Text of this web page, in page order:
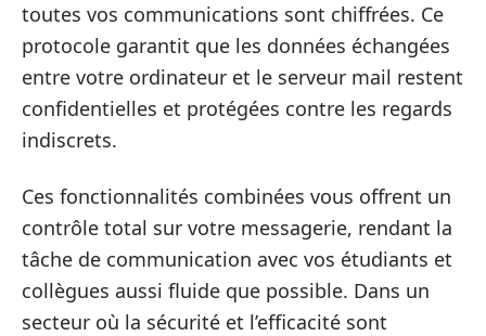
toutes vos communications sont chiffrées. Ce
protocole garantit que les données échangées
entre votre ordinateur et le serveur mail restent
confidentielles et protégées contre les regards
indiscrets.
Ces fonctionnalités combinées vous offrent un
contrôle total sur votre messagerie, rendant la
tâche de communication avec vos étudiants et
collègues aussi fluide que possible. Dans un
secteur où la sécurité et l’efficacité sont